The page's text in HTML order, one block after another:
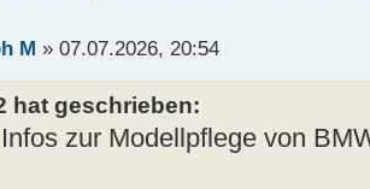
M » 07.07.2026, 20:54
hat geschrieben:
zur Modellpflege von